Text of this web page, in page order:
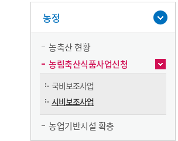
농정
농축산 현황
농림축산식품사업신청
국비보조사업
시비보조사업
농업기반시설 확충